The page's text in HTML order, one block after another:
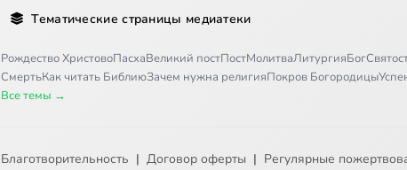
Тематические страницы медиатеки
Рождество ХристовоПасхаВеликий постПостМолитваЛитургияБог
СмертьКак читать БиблиюЗачем нужна религияПокров Богородицы
Все темы →
Благотворительность | Договор оферты | Регулярные